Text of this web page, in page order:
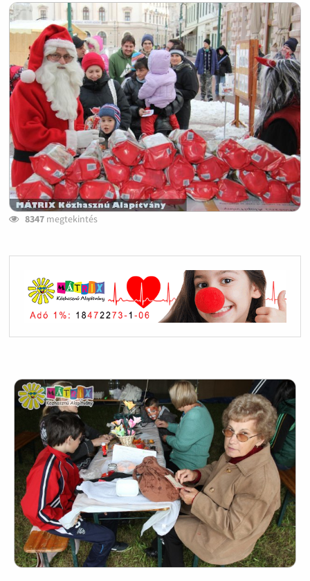
8347megtekintés